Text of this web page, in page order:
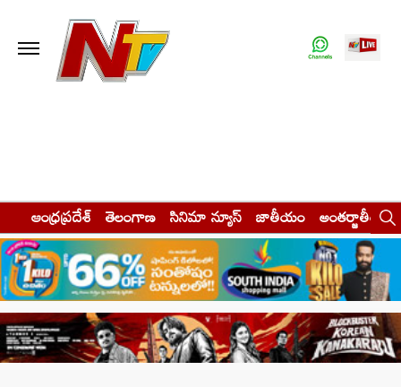
ఆంధ్రప్రదేశ్ తెలంగాణ సినిమా న్యూస్ జాతీయం అంతర్జాతీయం